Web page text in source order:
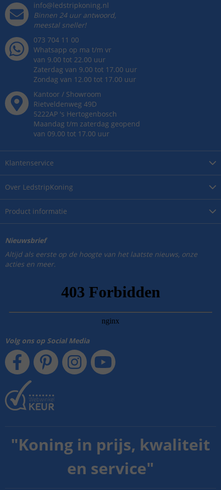
Over LedstripKoning
Product informatie
Klantenservice
info@ledstripkoning.nl
Binnen 24 uur antwoord,
meestal sneller!
073 704 11 00
Whatsapp op ma t/m vr
van 9.00 tot 22.00 uur
Zaterdag van 9.00 tot 17.00 uur
Zondag van 12.00 tot 17.00 uur
Kantoor / Showroom
Rietveldenweg 49D
5222AP 's Hertogenbosch
Maandag t/m zaterdag geopend
van 09.00 tot 17.00 uur
Nieuwsbrief
Altijd als eerste op de hoogte van het laatste nieuws, onze
acties en meer.
Volg ons op Social Media
"Koning in prijs, kwaliteit
en service"